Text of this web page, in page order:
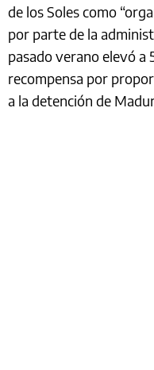
de los Soles como
por parte de la
pasado verano elevó a
recompensa por
a la detención de